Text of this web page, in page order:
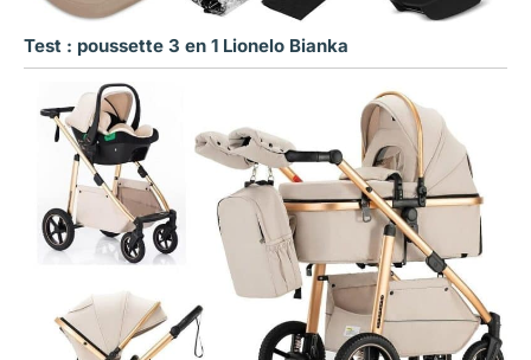
Test : poussette 3 en 1 Lionelo Bianka